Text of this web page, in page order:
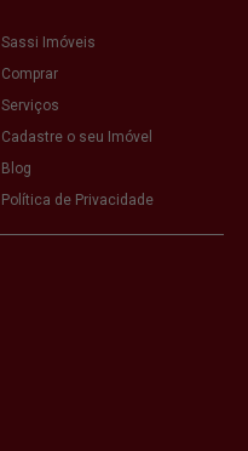
Sassi Imóveis
Comprar
Serviços
Cadastre o seu Imóvel
Blog
Política de Privacidade